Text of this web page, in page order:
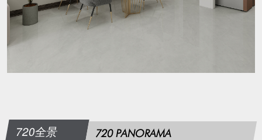
720全景 720 PANORAMA